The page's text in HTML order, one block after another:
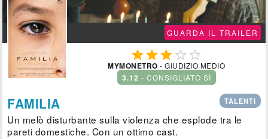
GUARDA IL TRAILER
  
MYMONETRO - GIUDIZIO MEDIO
3.12 - CONSIGLIATO SÌ
TALENTI
FAMILIA
Un melò disturbante sulla violenza che esplode tra le
pareti domestiche. Con un ottimo cast.